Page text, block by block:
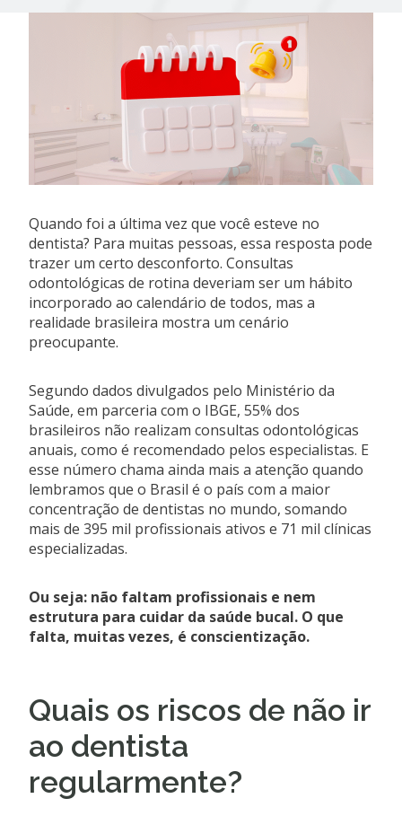
Quando foi a última vez que você esteve no
dentista? Para muitas pessoas, essa resposta pode
trazer um certo desconforto. Consultas
odontológicas de rotina deveriam ser um hábito
incorporado ao calendário de todos, mas a
realidade brasileira mostra um cenário
preocupante.
Segundo dados divulgados pelo Ministério da
Saúde, em parceria com o IBGE, 55% dos
brasileiros não realizam consultas odontológicas
anuais, como é recomendado pelos especialistas. E
esse número chama ainda mais a atenção quando
lembramos que o Brasil é o país com a maior
concentração de dentistas no mundo, somando
mais de 395 mil profissionais ativos e 71 mil clínicas
especializadas.
Ou seja: não faltam profissionais e nem
estrutura para cuidar da saúde bucal. O que
falta, muitas vezes, é conscientização.
Quais os riscos de não ir
ao dentista
regularmente?